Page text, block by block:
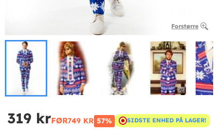
Forstørre
319 krFØR749 KR 57% SIDSTE ENHED PÅ LAGER!